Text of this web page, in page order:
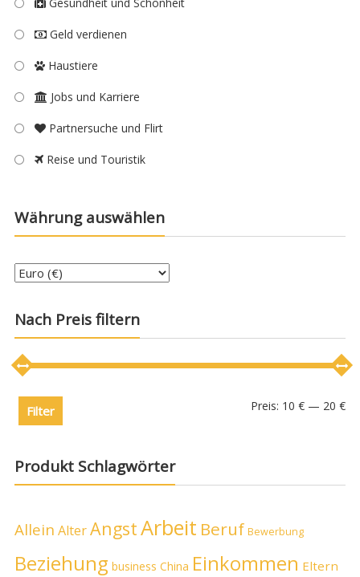
Geld verdienen
Haustiere
Jobs und Karriere
Partnersuche und Flirt
Reise und Touristik
Währung auswählen
Nach Preis filtern
Filter Preis: 10 € — 20 €
Produkt Schlagwörter
Allein AlterAngstArbeit Beruf Bewerbung
Beziehung business China Einkommen Eltern